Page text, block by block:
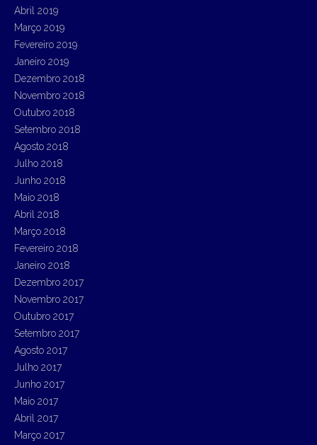
Abril 2019
Março 2019
Fevereiro 2019
Janeiro 2019
Dezembro 2018
Novembro 2018
Outubro 2018
Setembro 2018
Agosto 2018
Julho 2018
Junho 2018
Maio 2018
Abril 2018
Março 2018
Fevereiro 2018
Janeiro 2018
Dezembro 2017
Novembro 2017
Outubro 2017
Setembro 2017
Agosto 2017
Julho 2017
Junho 2017
Maio 2017
Abril 2017
Março 2017